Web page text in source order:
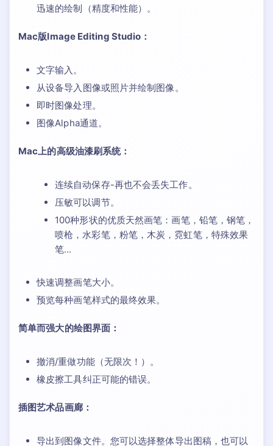
迅速的绘制（精度和性能）。
Mac版Image Editing Studio：
文字输入。
从设备导入图像或照片并绘制图像。
即时图像处理。
图像Alpha通道。
Mac上的高级油漆刷系统：
连续自动保存-再也不会丢失工作。
压敏可以调节。
100种形状的优质天然画笔：画笔，铅笔，钢笔，
喷枪，水彩笔，粉笔，木炭，霓虹笔，特殊效果
笔…
快速调整画笔大小。
预览每种画笔样式的最终效果。
简单而强大的绘图界面：
撤消/重做功能（无限次！）。
橡皮擦工具纠正可能的错误。
插图艺术品画廊：
导出到图像文件。您可以选择整体导出图稿，也可以